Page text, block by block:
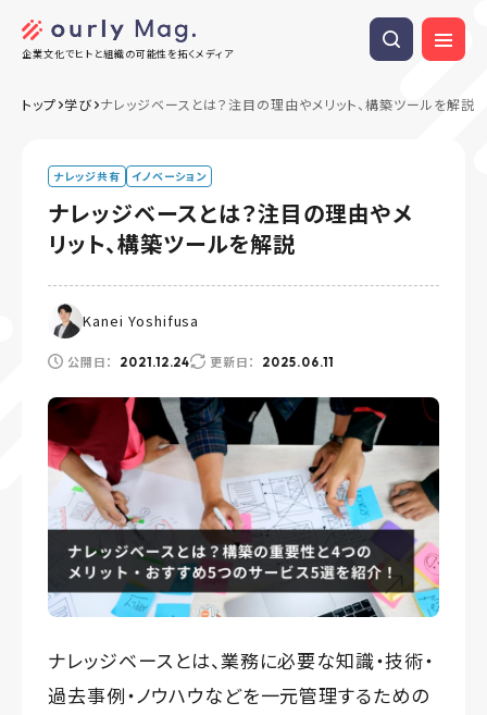
企業文化でヒトと組織の可能性を拓くメディア
トップ 学び ナレッジベースとは？注目の理由やメリット、構築ツールを解説
ナレッジ共有 イノベーション
ナレッジベースとは？注目の理由やメ
リット、構築ツールを解説
Kanei Yoshifusa
公開日： 2021.12.24 更新日： 2025.06.11
ナレッジベースとは、業務に必要な知識・技術・
過去事例・ノウハウなどを一元管理するための